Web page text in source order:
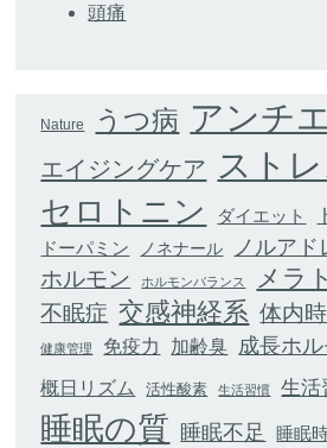
頭痛
Nature うつ病 アンチ
エイジングケア スト
セロトニン ダイエット
ドーパミン ノネナール ノルアド
ホルモン ホルモンバランス メラ
不眠症 交感神経系 体内
健康管理 免疫力 加齢臭 成長ホ
概日リズム 活性酸素 生活習慣 生活
睡眠の質 睡眠不足 睡眠